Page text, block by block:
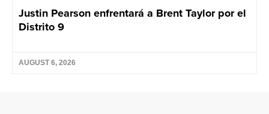
Justin Pearson enfrentará a Brent Taylor por el
Distrito 9
AUGUST 6, 2026